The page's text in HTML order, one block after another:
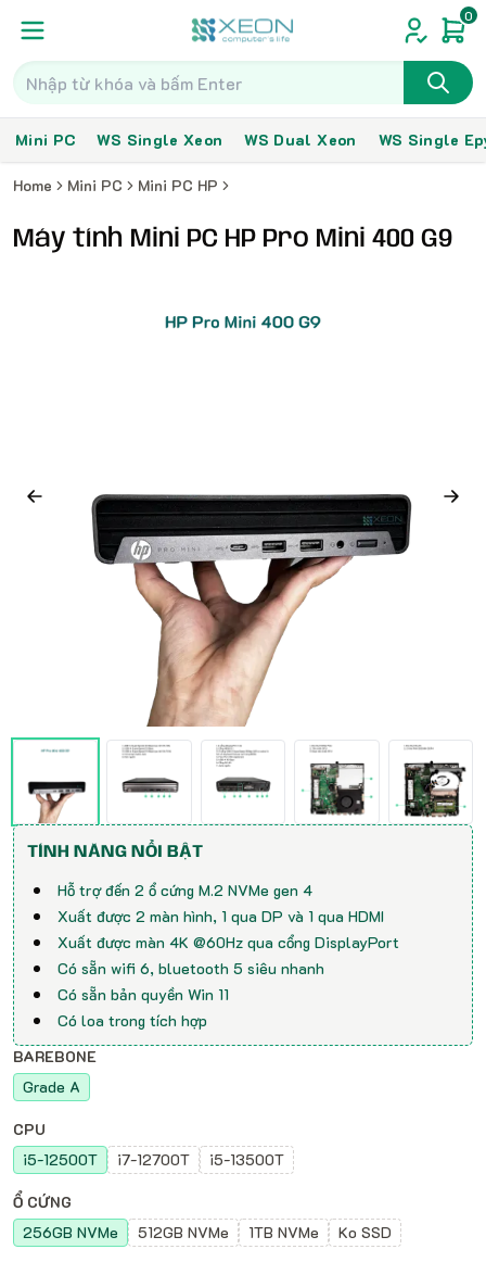
0
Mini PC WS Single Xeon WS Dual Xeon WS Single
Home Mini PC Mini PC HP
Máy tính Mini PC HP Pro Mini 400 G9
TÍNH NĂNG NỔI BẬT
Hỗ trợ đến 2 ổ cứng M.2 NVMe gen 4
Xuất được 2 màn hình, 1 qua DP và 1 qua HDMI
Xuất được màn 4K @60Hz qua cổng DisplayPort
Có sẵn wifi 6, bluetooth 5 siêu nhanh
Có sẵn bản quyền Win 11
Có loa trong tích hợp
BAREBONE
Grade A
CPU
i5-12500T
i7-12700T i5-13500T
Ổ CỨNG
256GB NVMe
512GB NVMe 1TB NVMe Ko SSD